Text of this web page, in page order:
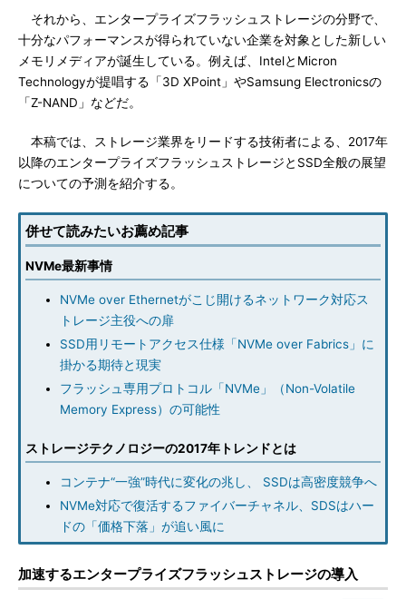
それから、エンタープライズフラッシュストレージの分野で、
十分なパフォーマンスが得られていない企業を対象とした新しい
メモリメディアが誕生している。例えば、IntelとMicron
Technologyが提唱する「3D XPoint」やSamsung Electronicsの
「Z-NAND」などだ。
本稿では、ストレージ業界をリードする技術者による、2017年
以降のエンタープライズフラッシュストレージとSSD全般の展望
についての予測を紹介する。
併せて読みたいお薦め記事
NVMe最新事情
NVMe over Ethernetがこじ開けるネットワーク対応ス
トレージ主役への扉
SSD用リモートアクセス仕様「NVMe over Fabrics」に
掛かる期待と現実
フラッシュ専用プロトコル「NVMe」（Non-Volatile
Memory Express）の可能性
ストレージテクノロジーの2017年トレンドとは
コンテナ“一強”時代に変化の兆し、 SSDは高密度競争へ
NVMe対応で復活するファイバーチャネル、SDSはハー
ドの「価格下落」が追い風に
加速するエンタープライズフラッシュストレージの導入